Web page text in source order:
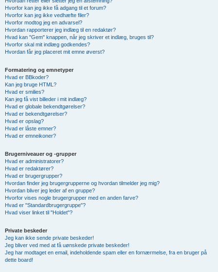
Hvorfor kan jeg ikke få adgang til et forum?
Hvorfor kan jeg ikke vedhæfte filer?
Hvorfor modtog jeg en advarsel?
Hvordan rapporterer jeg indlæg til en redaktør?
Hvad kan "Gem" knappen, når jeg skriver et indlæg, bruges til?
Hvorfor skal mit indlæg godkendes?
Hvordan får jeg placeret mit emne øverst?
Formatering og emnetyper
Hvad er BBkoder?
Kan jeg bruge HTML?
Hvad er smilies?
Kan jeg få vist billeder i mit indlæg?
Hvad er globale bekendtgørelser?
Hvad er bekendtgørelser?
Hvad er opslag?
Hvad er låste emner?
Hvad er emneikoner?
Brugerniveauer og -grupper
Hvad er administratorer?
Hvad er redaktører?
Hvad er brugergrupper?
Hvordan finder jeg brugergrupperne og hvordan tilmelder jeg mig?
Hvordan bliver jeg leder af en gruppe?
Hvorfor vises nogle brugergrupper med en anden farve?
Hvad er "Standardbrugergruppe"?
Hvad viser linket til "Holdet"?
Private beskeder
Jeg kan ikke sende private beskeder!
Jeg bliver ved med at få uønskede private beskeder!
Jeg har modtaget en email, indeholdende spam eller en fornærmelse, fra en bruger på
dette board!